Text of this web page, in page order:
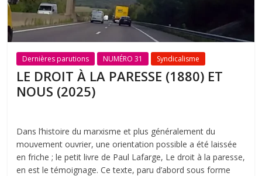
Dernières parutions NUMÉRO 31 Syndicalisme
LE DROIT À LA PARESSE (1880) ET
NOUS (2025)
Dans l’histoire du marxisme et plus généralement du
mouvement ouvrier, une orientation possible a été laissée
en friche ; le petit livre de Paul Lafarge, Le droit à la paresse,
en est le témoignage. Ce texte, paru d’abord sous forme